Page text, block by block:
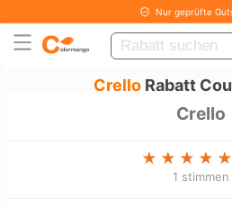
Nur geprüfte
CrelloRabatt
Crello
1 stimmen